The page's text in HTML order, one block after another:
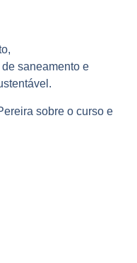
saneamento e
sobre o curso e